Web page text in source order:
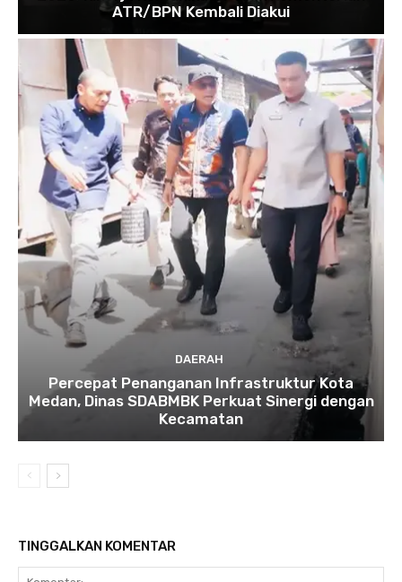
ATR/BPN Kembali Diakui
DAERAH
Percepat Penanganan Infrastruktur Kota
Medan, Dinas SDABMBK Perkuat Sinergi dengan
Kecamatan
TINGGALKAN KOMENTAR